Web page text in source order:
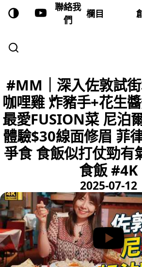
聯絡我
們
欄目
#MM｜深入佐敦試
咖哩雞 炸豬手+花生
最愛FUSION菜 尼泊
體驗$30線面修眉 菲
爭食 食飯似打仗勁有
食飯 #4K
2025-07-12